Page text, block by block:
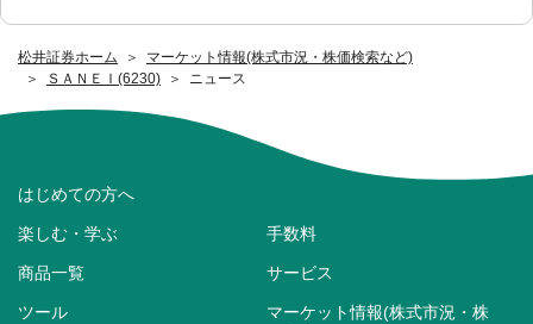
松井証券ホーム
マーケット情報(株式市況・株価検索など)
ＳＡＮＥＩ(6230)
ニュース
はじめての方へ
楽しむ・学ぶ 手数料
商品一覧 サービス
ツール
マーケット情報(株式市況・株